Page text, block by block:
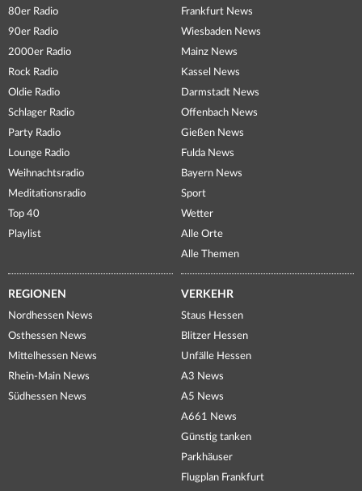
80er Radio
90er Radio
2000er Radio
Rock Radio
Oldie Radio
Schlager Radio
Party Radio
Lounge Radio
Weihnachtsradio
Meditationsradio
Top 40
Playlist
Frankfurt News
Wiesbaden News
Mainz News
Kassel News
Darmstadt News
Offenbach News
Gießen News
Fulda News
Bayern News
Sport
Wetter
Alle Orte
Alle Themen
REGIONEN
Nordhessen News
Osthessen News
Mittelhessen News
Rhein-Main News
Südhessen News
VERKEHR
Staus Hessen
Blitzer Hessen
Unfälle Hessen
A3 News
A5 News
A661 News
Günstig tanken
Parkhäuser
Flugplan Frankfurt